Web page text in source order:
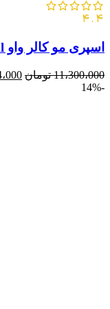
4.4
اسپری مو کالر واو DREAM CORAT 200ml
11،300،000 تومان
-14%